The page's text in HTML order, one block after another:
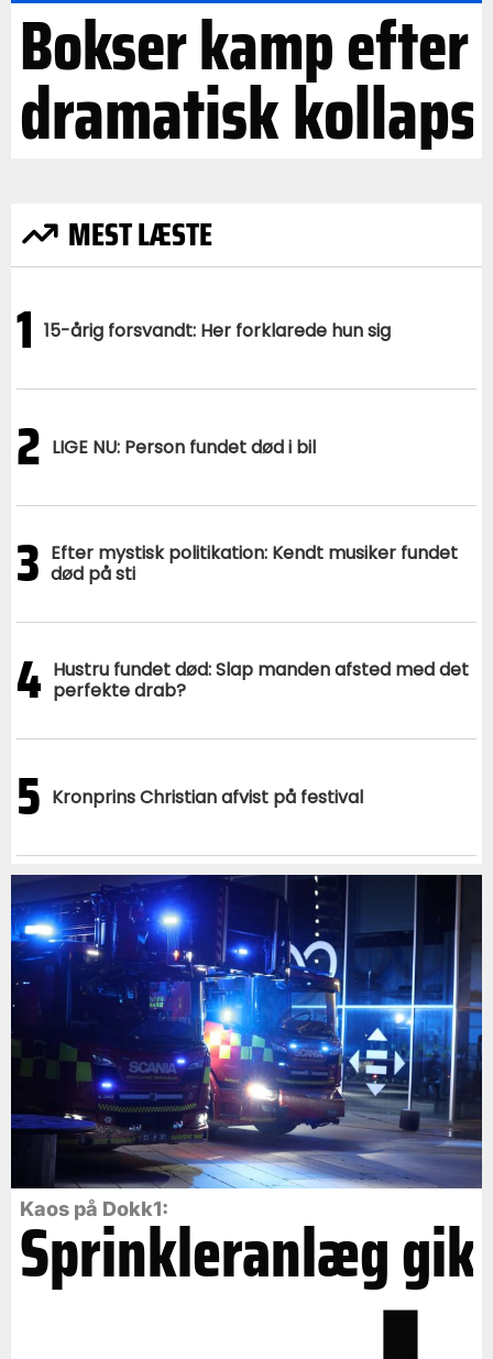
Bokser kamp efter
dramatisk kollaps
MEST LÆSTE
1 15-årig forsvandt: Her forklarede hun sig
2 LIGE NU: Person fundet død i bil
3 Efter mystisk politikation: Kendt musiker fundet
død på sti
4 Hustru fundet død: Slap manden afsted med det
perfekte drab?
5 Kronprins Christian afvist på festival
Kaos på Dokk1:
Sprinkleranlæg gik